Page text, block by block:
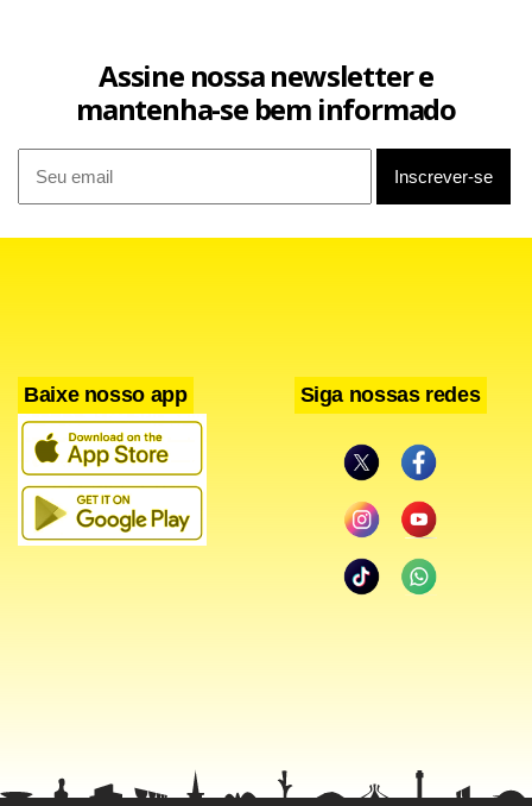
Assine nossa newsletter e
mantenha-se bem informado
Baixe nosso app Siga nossas redes